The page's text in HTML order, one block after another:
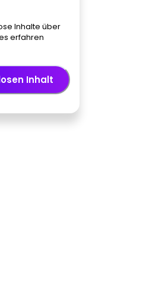
Inhalte über
erfahren
Inhalt